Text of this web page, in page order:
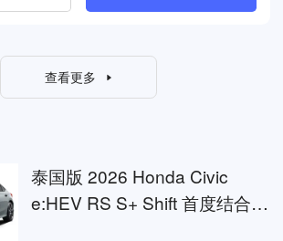
查看更多
泰国版 2026 Honda Civic
e:HEV RS S+ Shift 首度结合